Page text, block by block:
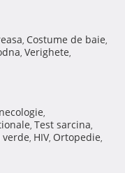
, Costume de baie,
, Verighete,
,
, Test sarcina,
verde, HIV, Ortopedie,